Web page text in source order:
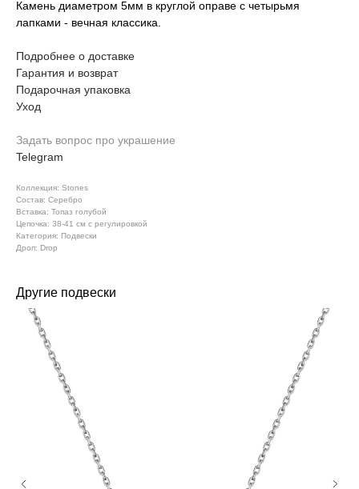
Камень диаметром 5мм в круглой оправе с четырьмя
лапками - вечная классика.
Подробнее о доставке
Гарантия и возврат
Подарочная упаковка
Уход
Задать вопрос про украшение
Telegram
Коллекция: Stones
Состав: Серебро
Вставка: Топаз голубой
Цепочка: 38-41 см с регулировкой
Категория: Подвески
Дроп: Drop
Другие подвески